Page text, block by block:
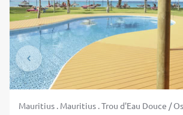
Mauritius . Mauritius . Trou d'Eau Douce /